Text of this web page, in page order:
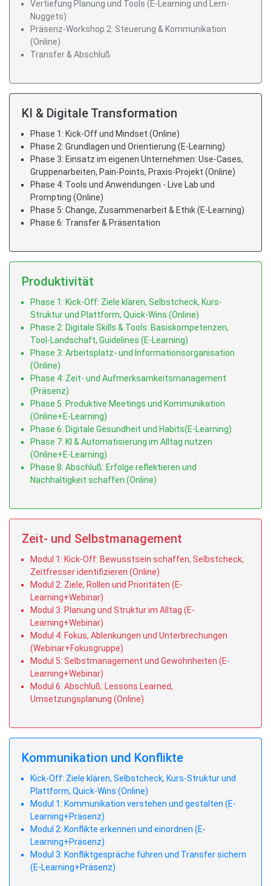
Vertiefung Planung und Tools (E-Learning und Lern-
Nuggets)
Präsenz-Workshop 2: Steuerung & Kommunikation
(Online)
Transfer & Abschluß
KI & Digitale Transformation
Phase 1: Kick-Off und Mindset (Online)
Phase 2: Grundlagen und Orientierung (E-Learning)
Phase 3: Einsatz im eigenen Unternehmen: Use-Cases,
Gruppenarbeiten, Pain-Points, Praxis-Projekt (Online)
Phase 4: Tools und Anwendungen - Live Lab und
Prompting (Online)
Phase 5: Change, Zusammenarbeit & Ethik (E-Learning)
Phase 6: Transfer & Präsentation
Produktivität
Phase 1: Kick-Off: Ziele klären, Selbstcheck, Kurs-
Struktur und Plattform, Quick-Wins (Online)
Phase 2: Digitale Skills & Tools: Basiskompetenzen,
Tool-Landschaft, Guidelines (E-Learning)
Phase 3: Arbeitsplatz- und Informationsorganisation
(Online)
Phase 4: Zeit- und Aufmerksamkeitsmanagement
(Präsenz)
Phase 5: Produktive Meetings und Kommunikation
(Online+E-Learning)
Phase 6: Digitale Gesundheit und Habits(E-Learning)
Phase 7: KI & Automatisierung im Alltag nutzen
(Online+E-Learning)
Phase 8: Abschluß: Erfolge reflektieren und
Nachhaltigkeit schaffen (Online)
Zeit- und Selbstmanagement
Modul 1: Kick-Off: Bewusstsein schaffen, Selbstcheck,
Zeitfresser identifizieren (Online)
Modul 2: Ziele, Rollen und Prioritäten (E-
Learning+Webinar)
Modul 3: Planung und Struktur im Alltag (E-
Learning+Webinar)
Modul 4: Fokus, Ablenkungen und Unterbrechungen
(Webinar+Fokusgruppe)
Modul 5: Selbstmanagement und Gewohnheiten (E-
Learning+Webinar)
Modul 6: Abschluß: Lessons Learned,
Umsetzungsplanung (Online)
Kommunikation und Konflikte
Kick-Off: Ziele klären, Selbstcheck, Kurs-Struktur und
Plattform, Quick-Wins (Online)
Modul 1: Kommunikation verstehen und gestalten (E-
Learning+Präsenz)
Modul 2: Konflikte erkennen und einordnen (E-
Learning+Präsenz)
Modul 3: Konfliktgespräche führen und Transfer sichern
(E-Learning+Präsenz)